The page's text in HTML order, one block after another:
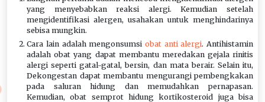
yang menyebabkan reaksi alergi. Kemudian setelah
mengidentifikasi alergen, usahakan untuk menghindarinya
sebisa mungkin.
Cara lain adalah mengonsumsi obat anti alergi. Antihistamin
adalah obat yang dapat membantu meredakan gejala rinitis
alergi seperti gatal-gatal, bersin, dan mata berair. Selain itu,
Dekongestan dapat membantu mengurangi pembengkakan
pada saluran hidung dan memudahkan pernapasan.
Kemudian, obat semprot hidung kortikosteroid juga bisa